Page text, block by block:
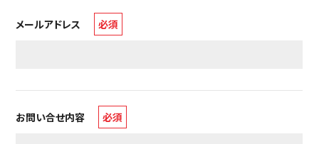
メールアドレス 必須
お問い合せ内容 必須